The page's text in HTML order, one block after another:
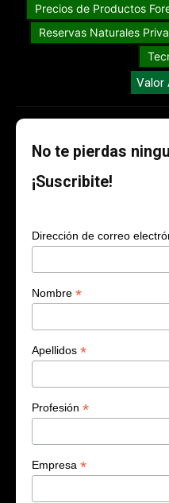
Precios de Productos
Reservas Naturales
Valor
No te pierdas
¡Suscribite!
Dirección de correo
Nombre *
Apellidos *
Profesión *
Empresa *